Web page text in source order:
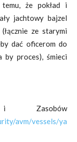
temu, że pokład i
jachtowy bajzel
ze starymi
dać oficerom do
by proces), śmieci
i Zasobów
avm/vessels/ya